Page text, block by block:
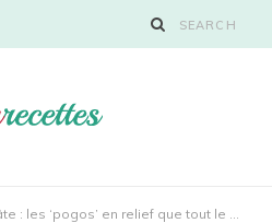
On se gâte : les ‘pogos’ en relief que tout le monde arrache